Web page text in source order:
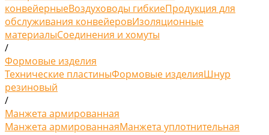
конвейерныеВоздуховоды гибкиеПродукция для
обслуживания конвейеровИзоляционные
материалыСоединения и хомуты
/
Формовые изделия
Технические пластиныФормовые изделияШнур
резиновый
/
Манжета армированная
Манжета армированнаяМанжета уплотнительная